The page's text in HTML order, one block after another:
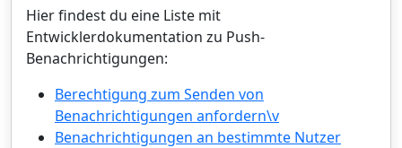
Hier findest du eine Liste mit
Entwicklerdokumentation zu Push-
Benachrichtigungen:
Berechtigung zum Senden von
Benachrichtigungen anfordern\v
Benachrichtigungen an bestimmte Nutzer